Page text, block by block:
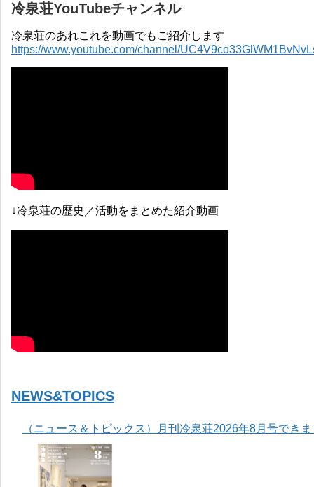
冷泉荘YouTubeチャンネル
冷泉荘のあれこれを動画でもご紹介します
https://www.youtube.com/channel/
↓冷泉荘の歴史／活動をまとめた紹介動画
NEWS&TOPICS
（ニュース＆トピックス）月刊冷泉荘2026年8月号でき